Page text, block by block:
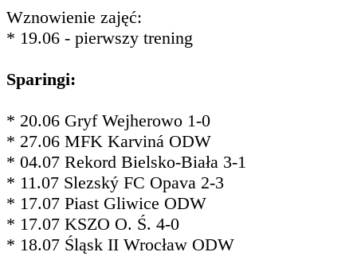
Wznowienie zajęć:
* 19.06 - pierwszy trening
Sparingi:
* 20.06 Gryf Wejherowo 1-0
* 27.06 MFK Karviná ODW
* 04.07 Rekord Bielsko-Biała 3-1
* 11.07 Slezský FC Opava 2-3
* 17.07 Piast Gliwice ODW
* 17.07 KSZO O. Ś. 4-0
* 18.07 Śląsk II Wrocław ODW